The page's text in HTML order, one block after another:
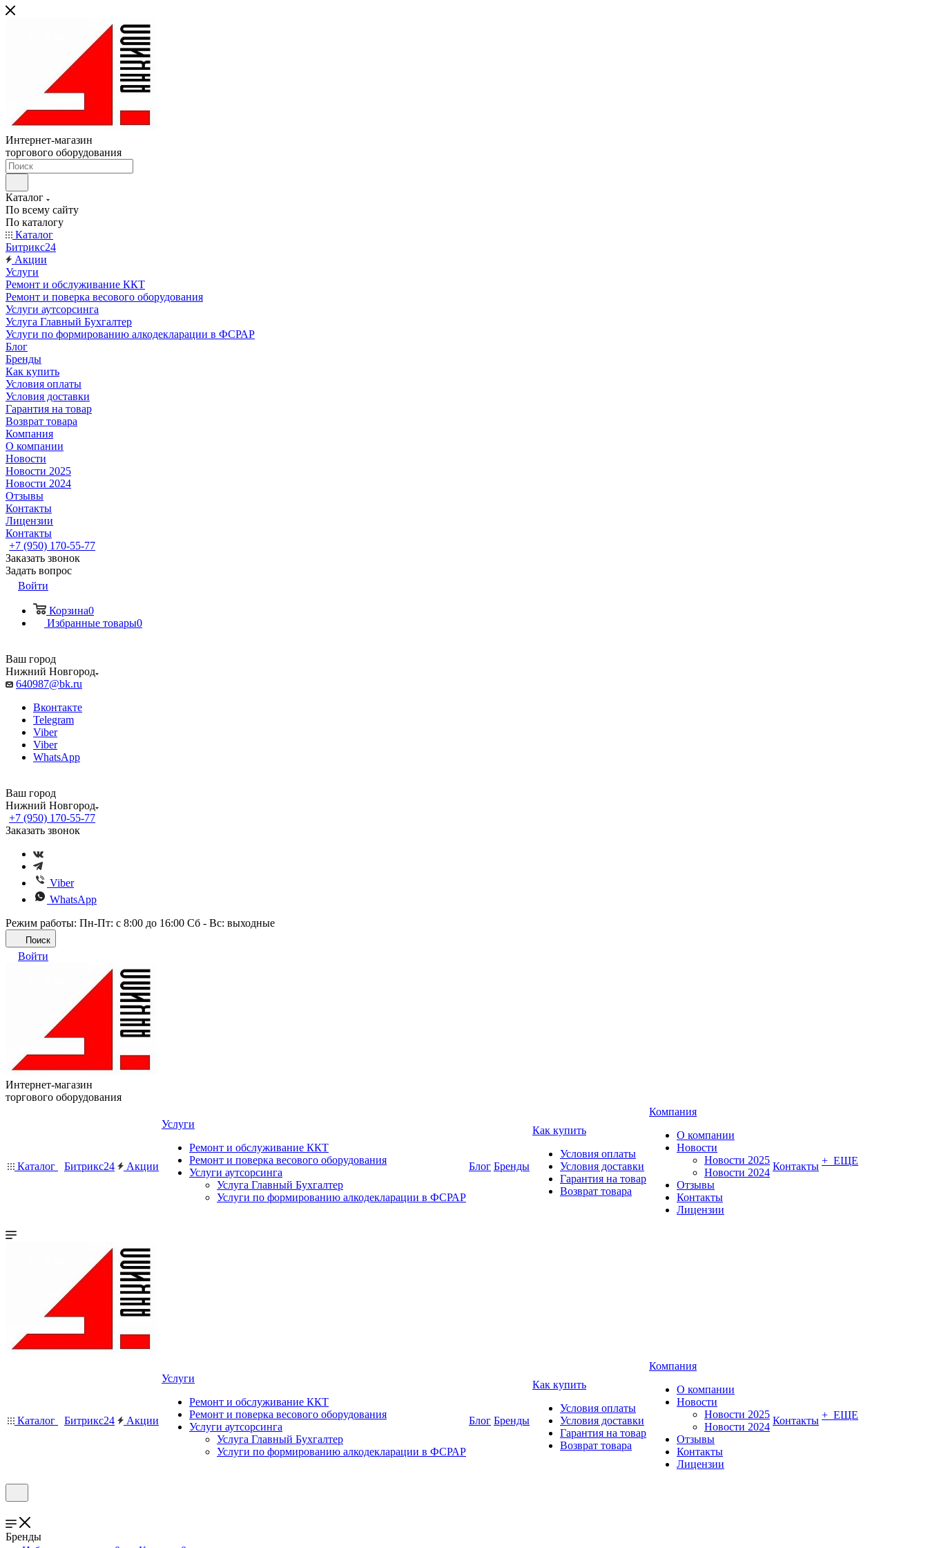
Интернет-магазин
торгового оборудования
Каталог
По всему сайту
По каталогу
Каталог
Битрикс24
Акции
Услуги
Ремонт и обслуживание ККТ
Ремонт и поверка весового оборудования
Услуги аутсорсинга
Услуга Главный Бухгалтер
Услуги по формированию алкодекларации в ФСРАР
Блог
Бренды
Как купить
Условия оплаты
Условия доставки
Гарантия на товар
Возврат товара
Компания
О компании
Новости
Новости 2025
Новости 2024
Отзывы
Контакты
Лицензии
Контакты
+7 (950) 170-55-77
Заказать звонок
Задать вопрос
Войти
Корзина0
Избранные товары0
Ваш город
Нижний Новгород
640987@bk.ru
Вконтакте
Telegram
Viber
Viber
WhatsApp
Ваш город
Нижний Новгород
+7 (950) 170-55-77
Заказать звонок
Viber
WhatsApp
Режим работы: Пн-Пт: с 8:00 до 16:00 Сб - Вс: выходные
Поиск
Войти
Интернет-магазин
торгового оборудования
Каталог Битрикс24 Акции
Услуги
Ремонт и обслуживание ККТ
Ремонт и поверка весового оборудования
Услуги аутсорсинга
Услуга Главный Бухгалтер
Услуги по формированию алкодекларации в ФСРАР
Блог Бренды
Как купить
Условия оплаты
Условия доставки
Гарантия на товар
Возврат товара
Компания
О компании
Новости
Новости 2025
Новости 2024
Отзывы
Контакты
Лицензии
Контакты + ЕЩЕ
Каталог Битрикс24 Акции
Услуги
Ремонт и обслуживание ККТ
Ремонт и поверка весового оборудования
Услуги аутсорсинга
Услуга Главный Бухгалтер
Услуги по формированию алкодекларации в ФСРАР
Блог Бренды
Как купить
Условия оплаты
Условия доставки
Гарантия на товар
Возврат товара
Компания
О компании
Новости
Новости 2025
Новости 2024
Отзывы
Контакты
Лицензии
Контакты + ЕЩЕ
Бренды